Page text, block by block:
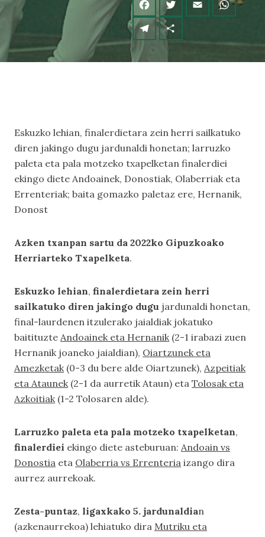
Eskuzko lehian, finalerdietara zein herri sailkatuko
diren jakingo dugu jardunaldi honetan; larruzko
paleta eta pala motzeko txapelketan finalerdiei
ekingo diete Andoainek, Donostiak, Olaberriak eta
Errenteriak; baita gomazko paletaz ere, Hernanik,
Donost
Azken txanpan sartu da 2022ko Gipuzkoako
Herriarteko Txapelketa.
Eskuzko lehian, finalerdietara zein herri
sailkatuko diren jakingo dugu jardunaldi honetan,
final-laurdenen itzulerako jaialdiak jokatuko
baitituzte Andoainek eta Hernanik(2-1 irabazi zuen
Hernanik joaneko jaialdian), Oiartzunek eta
Amezketak(0-3 du bere alde Oiartzunek), Azpeitiak
eta Ataunek(2-1 da aurretik Ataun) eta Tolosak eta
Azkoitiak(1-2 Tolosaren alde).
Larruzko paleta eta pala motzeko txapelketan,
finalerdiei ekingo diete asteburuan: Andoain vs
Donostia eta Olaberria vs Errenteria izango dira
aurrez aurrekoak.
Zesta-puntaz, ligaxkako 5. jardunaldian
(azkenaurrekoa) lehiatuko dira Mutriku eta